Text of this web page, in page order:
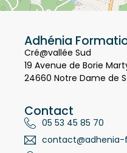
Adhénia
Cré@vallée Sud
19 Avenue de Borie
Contact
contact@adhenia-